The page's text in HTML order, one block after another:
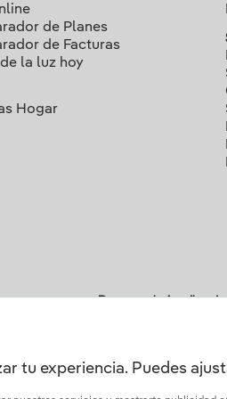
de Planes
de Facturas
la luz hoy
Hogar
Descarga la App
tu experiencia. Puedes